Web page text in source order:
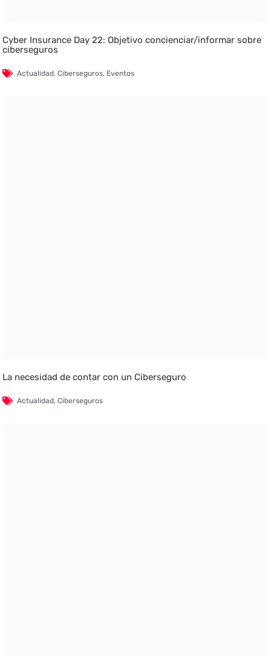
Cyber Insurance Day 22: Objetivo concienciar/informar sobre
ciberseguros
Actualidad,Ciberseguros, Eventos
La necesidad de contar con un Ciberseguro
Actualidad,Ciberseguros